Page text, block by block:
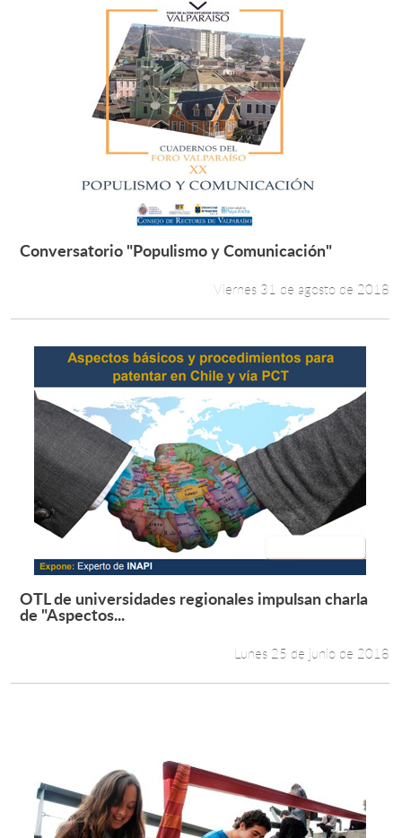
Leer más +
Conversatorio "Populismo y Comunicación"
Viernes 31 de agosto de 2018
Leer más +
OTL de universidades regionales impulsan charla
de "Aspectos...
Lunes 25 de junio de 2018